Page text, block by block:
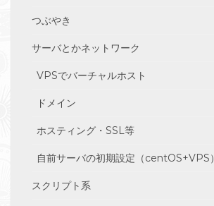
つぶやき
サーバとかネットワーク
VPSでバーチャルホスト
ドメイン
ホスティング・SSL等
自前サーバの初期設定（centOS+VPS）
スクリプト系